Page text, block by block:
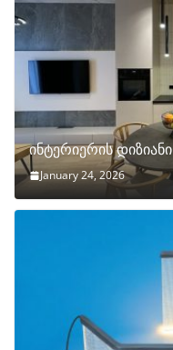
ინტერიერის დიზიანი
January 24, 2026